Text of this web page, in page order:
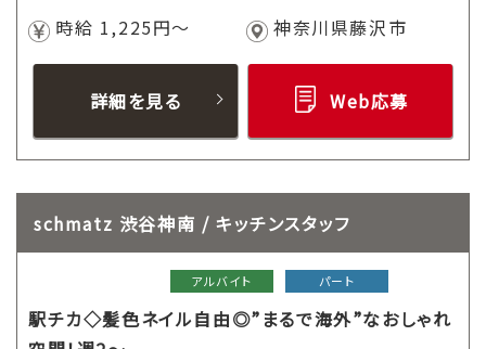
時給 1,225円～
神奈川県藤沢市
詳細を見る Web応募
schmatz 渋谷神南 / キッチンスタッフ
アルバイト パート
駅チカ◇髪色ネイル自由◎”まるで海外”なおしゃれ